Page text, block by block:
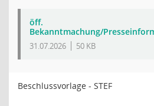
öff.
Bekanntmachung/
31.07.2026 50 KB
Beschlussvorlage - STEF